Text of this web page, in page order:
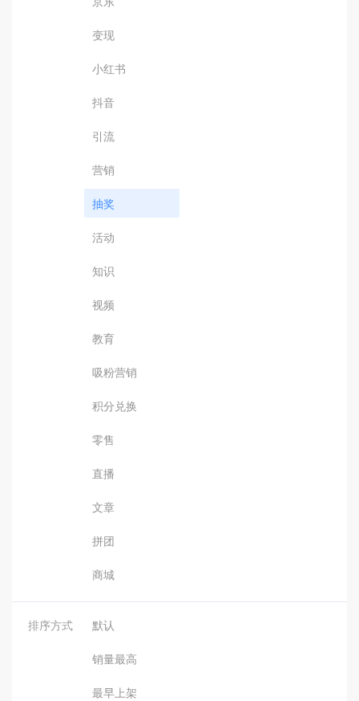
变现
小红书
抖音
引流
营销
抽奖
活动
知识
视频
教育
吸粉营销
积分兑换
零售
直播
文章
拼团
商城
排序方式 默认
销量最高
最早上架